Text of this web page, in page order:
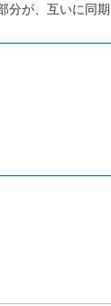
分が、互いに同